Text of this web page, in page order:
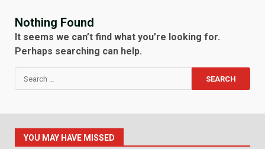
Nothing Found
It seems we can’t find what you’re looking for.
Perhaps searching can help.
Search
for:
YOU MAY HAVE MISSED